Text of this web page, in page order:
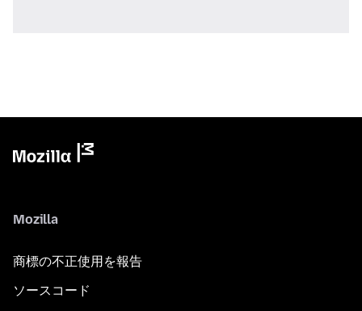
Mozilla
商標の不正使用を報告
ソースコード